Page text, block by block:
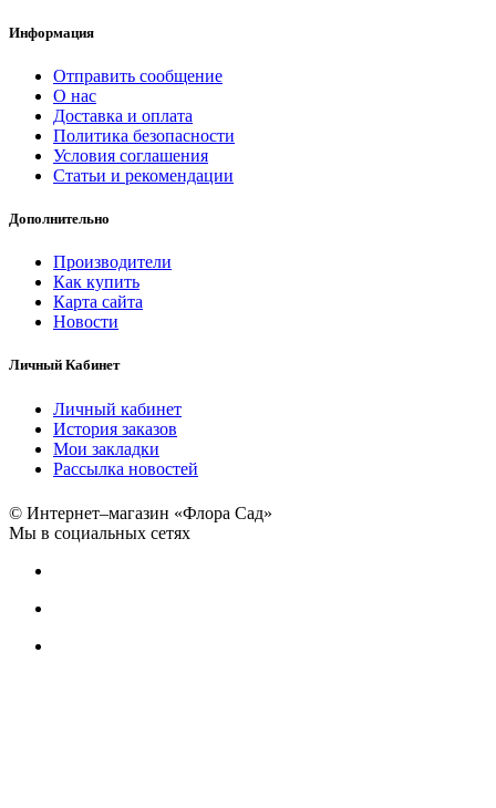
Информация
Отправить сообщение
О нас
Доставка и оплата
Политика безопасности
Условия соглашения
Статьи и рекомендации
Дополнительно
Производители
Как купить
Карта сайта
Новости
Личный Кабинет
Личный кабинет
История заказов
Мои закладки
Рассылка новостей
© Интернет–магазин «Флора Сад»
Мы в социальных сетях